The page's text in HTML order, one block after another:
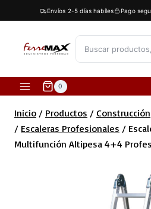
al
contenido
Envíos 2-5 días habíles Pago
0
Inicio / Productos / Construcción
/ Escaleras Profesionales /
Multifunción Altipesa 4+4